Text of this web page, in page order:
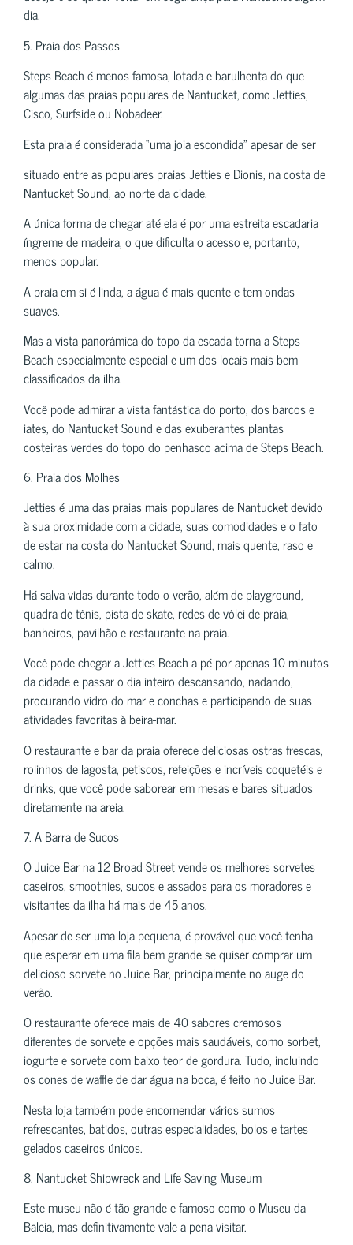
dia.
5. Praia dos Passos
Steps Beach é menos famosa, lotada e barulhenta do que
algumas das praias populares de Nantucket, como Jetties,
Cisco, Surfside ou Nobadeer.
Esta praia é considerada “uma joia escondida” apesar de ser
situado entre as populares praias Jetties e Dionis, na costa de
Nantucket Sound, ao norte da cidade.
A única forma de chegar até ela é por uma estreita escadaria
íngreme de madeira, o que dificulta o acesso e, portanto,
menos popular.
A praia em si é linda, a água é mais quente e tem ondas
suaves.
Mas a vista panorâmica do topo da escada torna a Steps
Beach especialmente especial e um dos locais mais bem
classificados da ilha.
Você pode admirar a vista fantástica do porto, dos barcos e
iates, do Nantucket Sound e das exuberantes plantas
costeiras verdes do topo do penhasco acima de Steps Beach.
6. Praia dos Molhes
Jetties é uma das praias mais populares de Nantucket devido
à sua proximidade com a cidade, suas comodidades e o fato
de estar na costa do Nantucket Sound, mais quente, raso e
calmo.
Há salva-vidas durante todo o verão, além de playground,
quadra de tênis, pista de skate, redes de vôlei de praia,
banheiros, pavilhão e restaurante na praia.
Você pode chegar a Jetties Beach a pé por apenas 10 minutos
da cidade e passar o dia inteiro descansando, nadando,
procurando vidro do mar e conchas e participando de suas
atividades favoritas à beira-mar.
O restaurante e bar da praia oferece deliciosas ostras frescas,
rolinhos de lagosta, petiscos, refeições e incríveis coquetéis e
drinks, que você pode saborear em mesas e bares situados
diretamente na areia.
7. A Barra de Sucos
O Juice Bar na 12 Broad Street vende os melhores sorvetes
caseiros, smoothies, sucos e assados para os moradores e
visitantes da ilha há mais de 45 anos.
Apesar de ser uma loja pequena, é provável que você tenha
que esperar em uma fila bem grande se quiser comprar um
delicioso sorvete no Juice Bar, principalmente no auge do
verão.
O restaurante oferece mais de 40 sabores cremosos
diferentes de sorvete e opções mais saudáveis, como sorbet,
iogurte e sorvete com baixo teor de gordura. Tudo, incluindo
os cones de waffle de dar água na boca, é feito no Juice Bar.
Nesta loja também pode encomendar vários sumos
refrescantes, batidos, outras especialidades, bolos e tartes
gelados caseiros únicos.
8. Nantucket Shipwreck and Life Saving Museum
Este museu não é tão grande e famoso como o Museu da
Baleia, mas definitivamente vale a pena visitar.